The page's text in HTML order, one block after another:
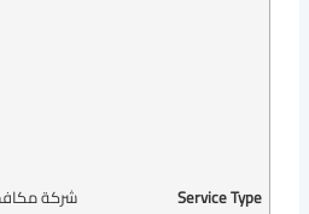
Service Type
شركة